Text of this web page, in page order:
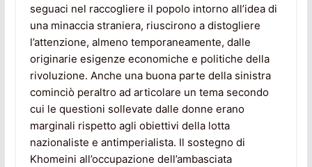
seguaci nel raccogliere il popolo intorno all’idea di
una minaccia straniera, riuscirono a distogliere
l’attenzione, almeno temporaneamente, dalle
originarie esigenze economiche e politiche della
rivoluzione. Anche una buona parte della sinistra
cominciò peraltro ad articolare un tema secondo
cui le questioni sollevate dalle donne erano
marginali rispetto agli obiettivi della lotta
nazionaliste e antimperialista. Il sostegno di
Khomeini all’occupazione dell’ambasciata